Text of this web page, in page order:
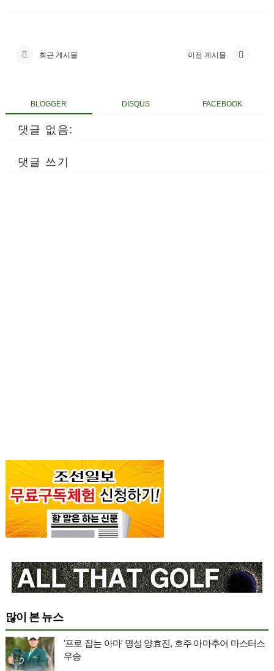
최근 게시물 이전 게시물
BLOGGER DISQUS FACEBOOK
댓글 없음:
댓글 쓰기
많이 본 뉴스
'프로 잡는 아마' 명성 양효진, 호주 아마추어 마스터스
우승